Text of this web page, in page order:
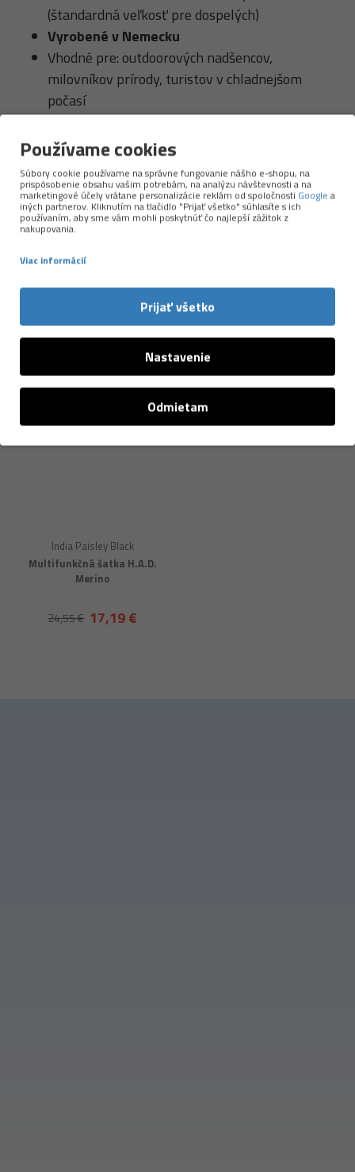
(štandardná veľkosť pre dospelých)
Vyrobené v Nemecku
Vhodné pre: outdoorových nadšencov,
milovníkov prírody, turistov v chladnejšom
počasí
-30 %
Multifunkčná šatka H.A.D.
Merino
India Paisley Black
17,19 €
24,55 €
Používame cookies
Súbory cookie používame na správne fungovanie nášho e-shopu, na
prispôsobenie obsahu vašim potrebám, na analýzu návštevnosti a na
marketingové účely vrátane personalizácie reklám od spoločnosti Google a
iných partnerov. Kliknutím na tlačidlo "Prijať všetko" súhlasíte s ich
používaním, aby sme vám mohli poskytnúť čo najlepší zážitok z
nakupovania.
Viac informácií
Prijať všetko
Nastavenie
Odmietam